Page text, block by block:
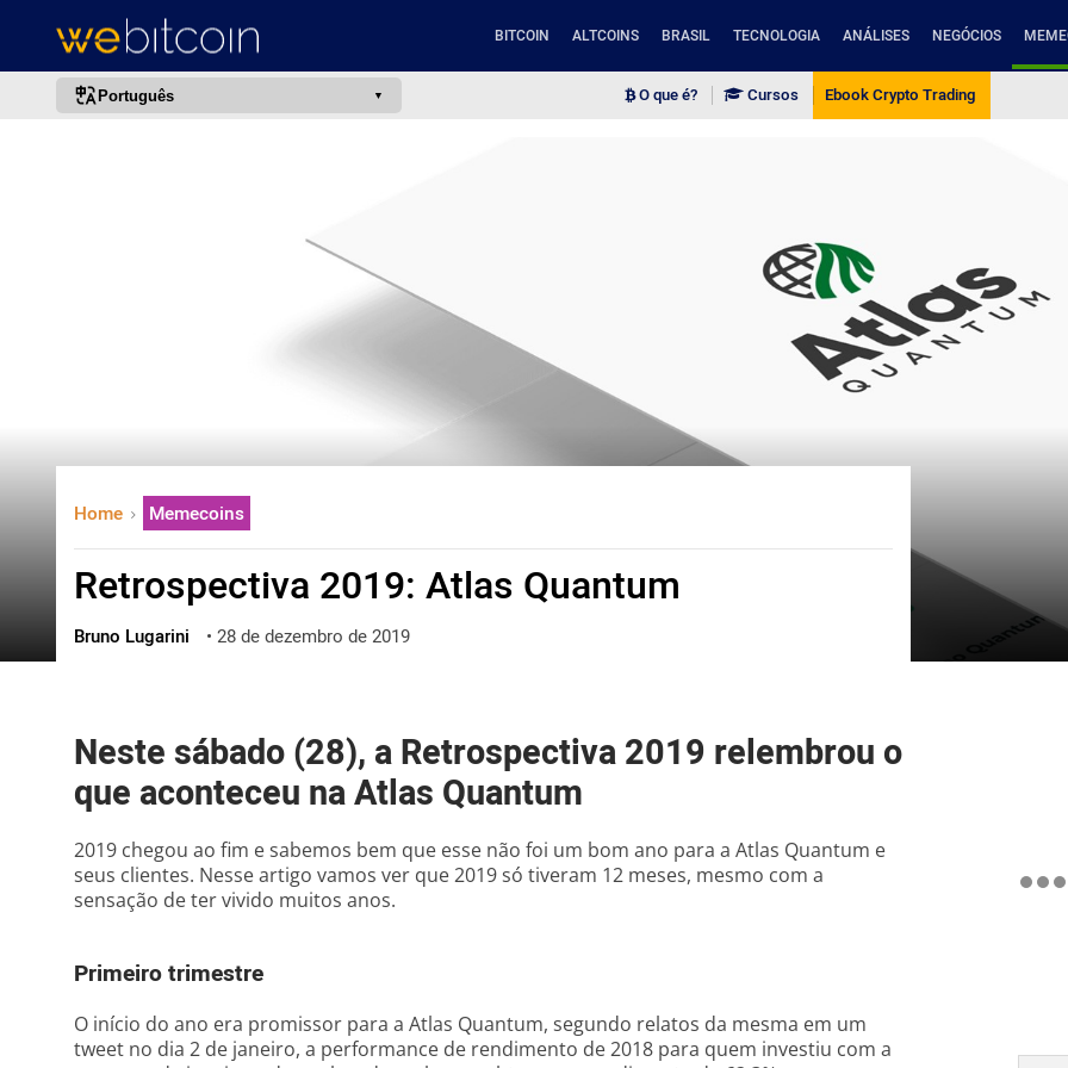
BITCOIN ALTCOINS BRASIL TECNOLOGIA ANÁLISES NEGÓCIOS
Português
العربية
ไทย
ქართული
O que é? Cursos Ebook Crypto Trading
Home Memecoins
Retrospectiva 2019: Atlas Quantum
Bruno Lugarini • 28 de dezembro de 2019
Neste sábado (28), a Retrospectiva 2019 relembrou o
que aconteceu na Atlas Quantum
2019 chegou ao fim e sabemos bem que esse não foi um bom ano para a Atlas Quantum e
seus clientes. Nesse artigo vamos ver que 2019 só tiveram 12 meses, mesmo com a
sensação de ter vivido muitos anos.
Primeiro trimestre
O início do ano era promissor para a Atlas Quantum, segundo relatos da mesma em um
tweet no dia 2 de janeiro, a performance de rendimento de 2018 para quem investiu com a